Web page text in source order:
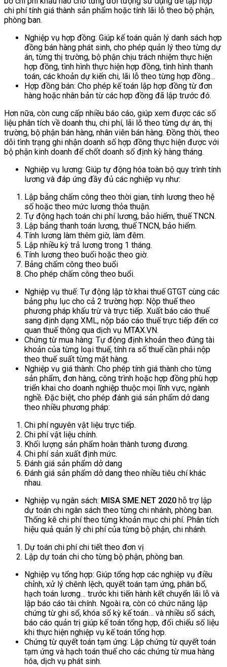
chi phí tính giá thành sản phẩm hoặc tính lãi lỗ theo bộ phận,
phòng ban.
Nghiệp vụ hợp đồng: Giúp kế toán quản lý danh sách hợp
đồng bán hàng phát sinh, cho phép quản lý theo từng dự
án, từng thị trường, bộ phận chịu trách nhiệm thực hiện
hợp đồng, tình hình thực hiện hợp đồng, tình hình thanh
toán, các khoản dự kiến chi, lãi lỗ theo từng hợp đồng…
Hợp đồng bán: Cho phép kế toán lập hợp đồng từ đơn
hàng hoặc nhân bản từ các hợp đồng đã lập trước đó.
Hơn nữa, còn cung cấp nhiều báo cáo, giúp xem được các số
liệu phân tích về doanh thu, chi phí, lãi lỗ theo từng dự án, thị
trường, bộ phận bán hàng, nhân viên bán hàng. Đồng thời, theo
dõi tình trạng ghi nhận doanh số hợp đồng thực hiện được với
bộ phận kinh doanh để chốt doanh số định kỳ hàng tháng.
Nghiệp vụ lương: Giúp tự động hóa toàn bộ quy trình tính
lương và đáp ứng đầy đủ các nghiệp vụ như:
Lập bảng chấm công theo thời gian, tính lương theo hệ
số hoặc theo mức lương thỏa thuận.
Tự động hạch toán chi phí lương, bảo hiểm, thuế TNCN.
Lập bảng thanh toán lương, thuế TNCN, bảo hiểm.
Tính lương làm thêm giờ, làm đêm.
Lập nhiều kỳ trả lương trong 1 tháng.
Tính lương theo buổi hoặc theo giờ.
Bảng chấm công theo buổi
Cho phép chấm công theo buổi.
Nghiệp vụ thuế: Tự động lập tờ khai thuế GTGT cùng các
bảng phụ lục cho cả 2 trường hợp: Nộp thuế theo
phương pháp khấu trừ và trực tiếp. Xuất báo cáo thuế
sang định dạng XML, nộp báo cáo thuế trực tiếp đến cơ
quan thuế thông qua dịch vụ MTAX.VN.
Chứng từ mua hàng: Tự động định khoản theo đúng tài
khoản của từng loại thuế, tính ra số thuế cần phải nộp
theo thuế suất từng mặt hàng.
Nghiệp vụ giá thành: Cho phép tính giá thành cho từng
sản phẩm, đơn hàng, công trình hoặc hợp đồng phù hợp
triển khai cho doanh nghiệp thuộc mọi lĩnh vực, ngành
nghề. Đặc biệt, cho phép đánh giá sản phẩm dở dang
theo nhiều phương pháp:
Chi phí nguyên vật liệu trực tiếp.
Chi phí vật liệu chính.
Khối lượng sản phẩm hoàn thành tương đương.
Chi phí sản xuất định mức.
Đánh giá sản phẩm dở dang
Đánh giá sản phẩm dở dang theo nhiều tiêu chí khác
nhau.
Nghiệp vụ ngân sách: MISA SME.NET 2020 hỗ trợ lập
dự toán chi ngân sách theo từng chi nhánh, phòng ban.
Thống kê chi phí theo từng khoản mục chi phí. Phân tích
hiệu quả quản lý chi phí của từng bộ phận, chi nhánh.
Dự toán chi phí chi tiết theo đơn vị
Lập dự toán chi cho từng bộ phận, phòng ban.
Nghiệp vụ tổng hợp: Giúp tổng hợp các nghiệp vụ điều
chỉnh, xử lý chênh lệch, quyết toán tạm ứng, phân bổ,
hạch toán lương… trước khi tiến hành kết chuyển lãi lỗ và
lập báo cáo tài chính. Ngoài ra, còn có chức năng lập
chứng từ ghi sổ, khóa sổ kỳ kế toán… và nhiều sổ sách,
báo cáo quản trị giúp kế toán tổng hợp, đối chiếu số liệu
khi thực hiện nghiệp vụ kế toán tổng hợp.
Chứng từ quyết toán tạm ứng: Lập chứng từ quyết toán
tạm ứng và hạch toán thuế cho các chứng từ mua hàng
hóa, dịch vụ phát sinh.